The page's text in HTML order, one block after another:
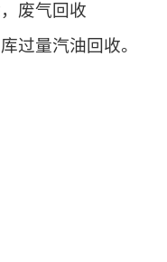
废气回收
量汽油回收。